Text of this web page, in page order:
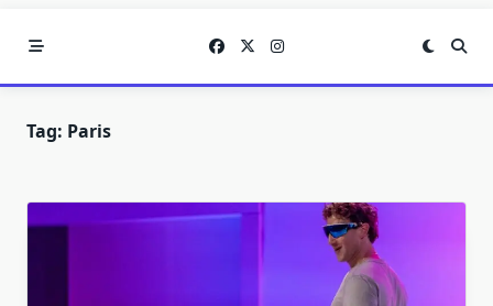
Tag: Paris